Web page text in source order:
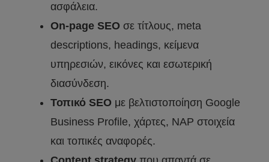
ασφάλεια.
On-page SEO σε τίτλους, meta
descriptions, headings, κείμενα
υπηρεσιών, εικόνες και εσωτερική
διασύνδεση.
Τοπικό SEO με βελτιστοποίηση Google
Business Profile, χάρτες, NAP στοιχεία
και τοπικές αναφορές.